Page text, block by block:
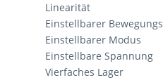
Linearität
Einstellbarer
Einstellbarer Modus
Einstellbare Spannung
Vierfaches Lager